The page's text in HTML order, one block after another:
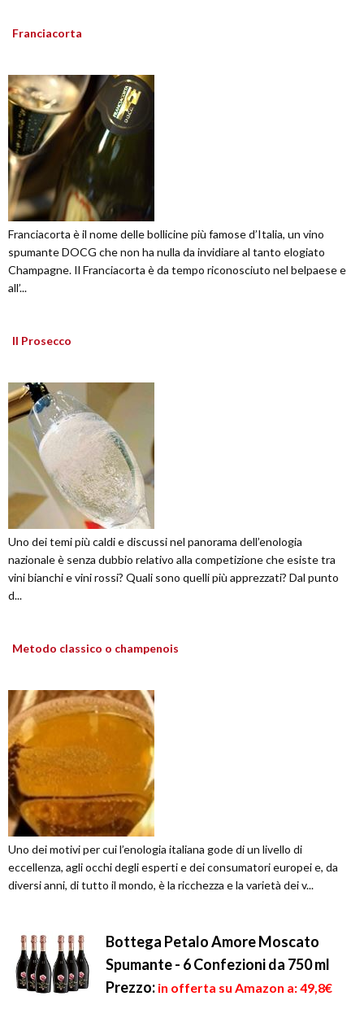
Franciacorta
Franciacorta è il nome delle bollicine più famose d’Italia, un vino
spumante DOCG che non ha nulla da invidiare al tanto elogiato
Champagne. Il Franciacorta è da tempo riconosciuto nel belpaese e
all’...
Il Prosecco
Uno dei temi più caldi e discussi nel panorama dell’enologia
nazionale è senza dubbio relativo alla competizione che esiste tra
vini bianchi e vini rossi? Quali sono quelli più apprezzati? Dal punto
d...
Metodo classico o champenois
Uno dei motivi per cui l’enologia italiana gode di un livello di
eccellenza, agli occhi degli esperti e dei consumatori europei e, da
diversi anni, di tutto il mondo, è la ricchezza e la varietà dei v...
Bottega Petalo Amore Moscato
Spumante - 6 Confezioni da 750 ml
Prezzo: in offerta su Amazon a: 49,8€